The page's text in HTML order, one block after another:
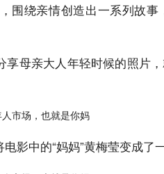
围绕亲情创造出一系列故
母亲大人年轻时候的照片
影中的“妈妈”黄梅莹变成了